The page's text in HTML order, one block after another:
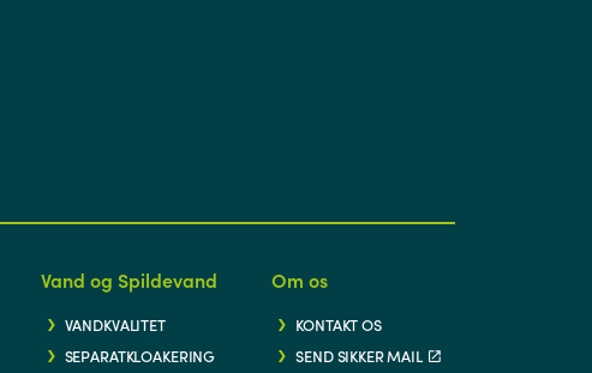
Vand og Spildevand
VANDKVALITET
SEPARATKLOAKERING
Om os
KONTAKT OS
SEND SIKKER MAIL